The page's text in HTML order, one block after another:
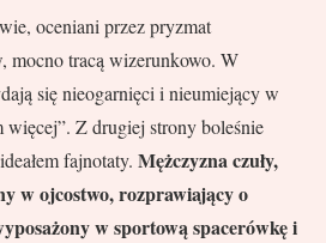
oceniani przez pryzmat
mocno tracą wizerunkowo. W
się nieogarnięci i nieumiejący w
więcej”. Z drugiej strony boleśnie
fajnotaty. Mężczyzna czuły,
w ojcostwo, rozprawiający o
w sportową spacerówkę i